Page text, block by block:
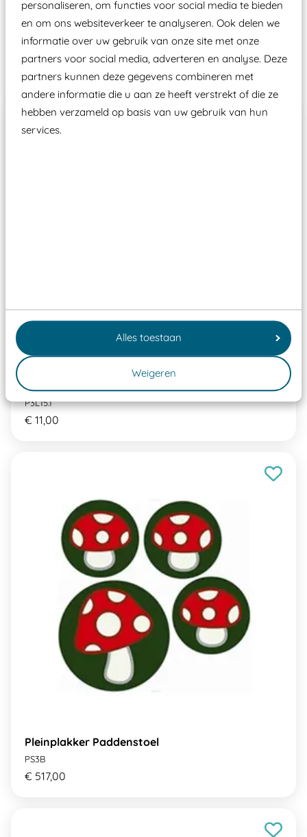
personaliseren, om functies voor social media te bieden
en om ons websiteverkeer te analyseren. Ook delen we
informatie over uw gebruik van onze site met onze
partners voor social media, adverteren en analyse. Deze
partners kunnen deze gegevens combineren met
andere informatie die u aan ze heeft verstrekt of die ze
hebben verzameld op basis van uw gebruik van hun
services.
Alles toestaan
Weigeren
Speeltoestellen vallen?
Past er goed bij
Pleinplakker Lijn 15 cm per stuk
P3L15.1
€ 11,00
Pleinplakker Paddenstoel
PS3B
€ 517,00